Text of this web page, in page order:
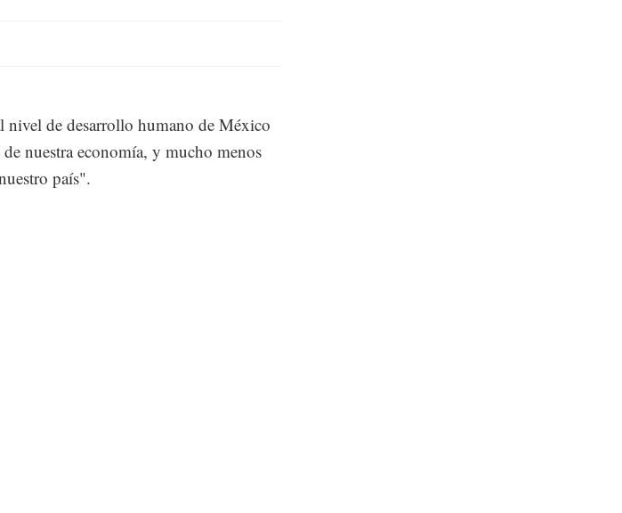
nivel de desarrollo humano de México
nuestra economía, y mucho menos
país".